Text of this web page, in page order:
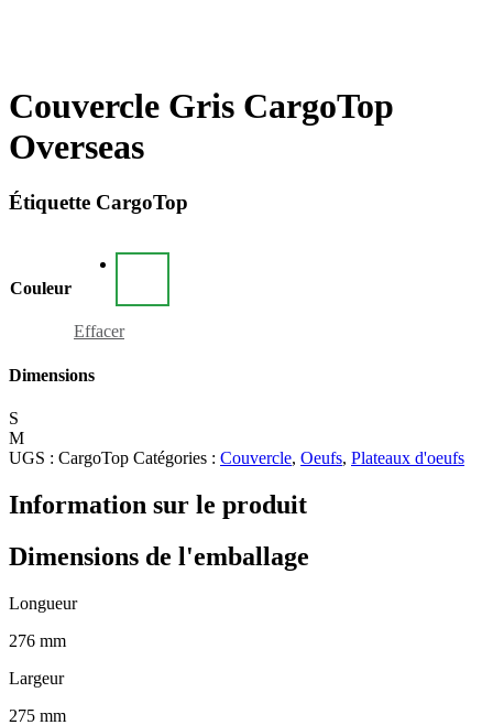
Couvercle Gris CargoTop
Overseas
Étiquette CargoTop
Couleur
Effacer
Dimensions
S
M
UGS : CargoTop Catégories : Couvercle, Oeufs, Plateaux d'oeufs
Information sur le produit
Dimensions de l'emballage
Longueur
276 mm
Largeur
275 mm